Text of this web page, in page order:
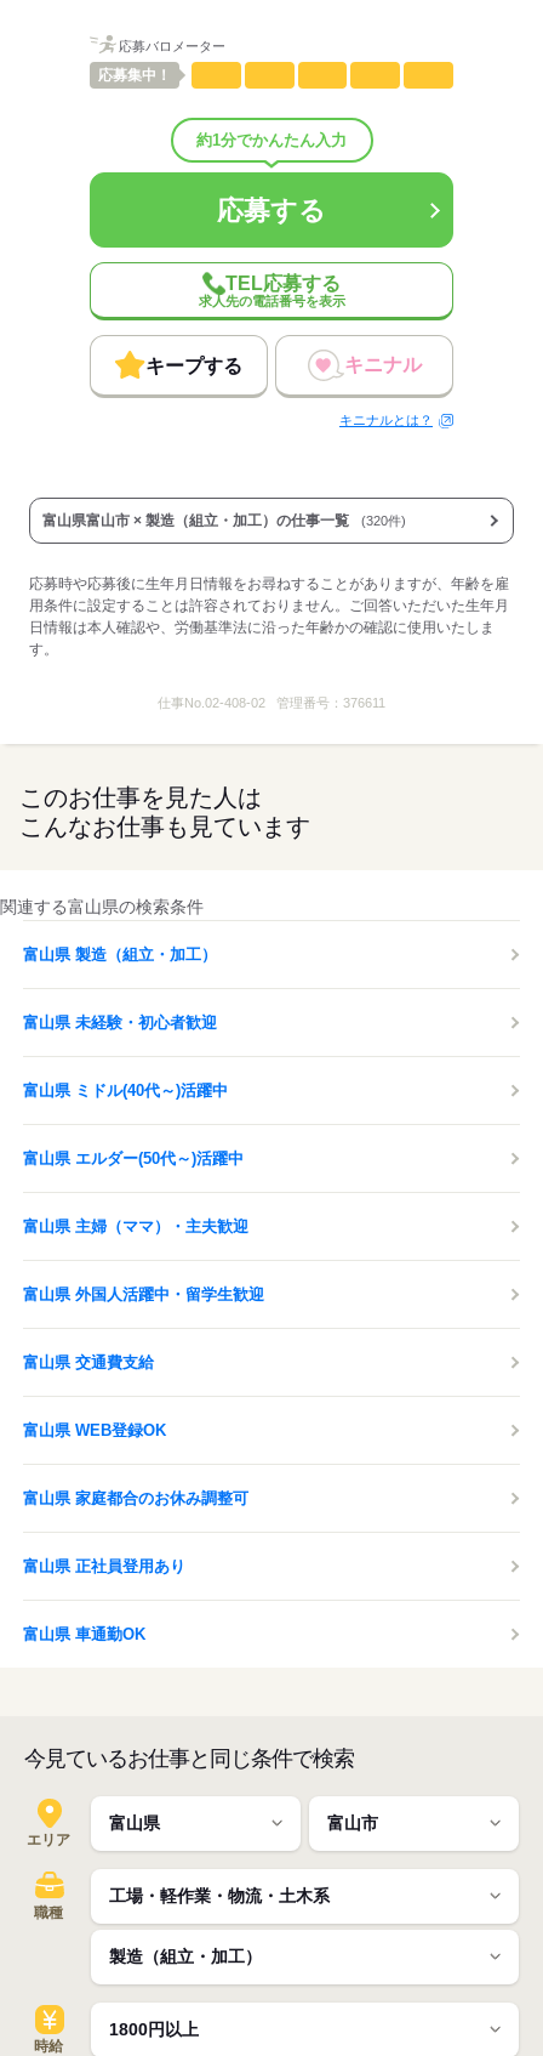
医療・介護・福祉関連
応募バロメーター
応募集中！
約1分でかんたん入力
応募する
TEL応募する
求人先の電話番号を表示
キープする キニナル
キニナルとは？
富山県富山市 × 製造（組立・加工）の仕事一覧 (320件)
応募時や応募後に生年月日情報をお尋ねすることがありますが、年齢を雇
用条件に設定することは許容されておりません。ご回答いただいた生年月
日情報は本人確認や、労働基準法に沿った年齢かの確認に使用いたしま
す。
仕事No. 02-408-02 管理番号：376611
このお仕事を見た人は
こんなお仕事も見ています
関連する富山県の検索条件
富山県 製造（組立・加工）
富山県 未経験・初心者歓迎
富山県 ミドル(40代～)活躍中
富山県 エルダー(50代～)活躍中
富山県 主婦（ママ）・主夫歓迎
富山県 外国人活躍中・留学生歓迎
富山県 交通費支給
富山県 WEB登録OK
富山県 家庭都合のお休み調整可
富山県 正社員登用あり
富山県 車通勤OK
今見ているお仕事と同じ条件で検索
エリア
職種
時給